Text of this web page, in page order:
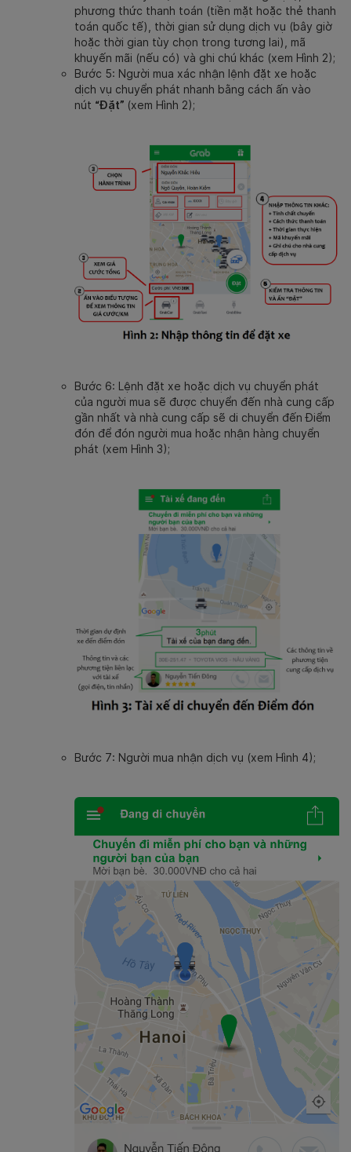
phương thức thanh toán (tiền mặt hoặc thẻ thanh
toán quốc tế), thời gian sử dụng dịch vụ (bây giờ
hoặc thời gian tùy chọn trong tương lai), mã
khuyến mãi (nếu có) và ghi chú khác (xem Hình 2);
Bước 5: Người mua xác nhận lệnh đặt xe hoặc
dịch vụ chuyển phát nhanh bằng cách ấn vào
nút “Đặt” (xem Hình 2);
Bước 6: Lệnh đặt xe hoặc dịch vụ chuyển phát
của người mua sẽ được chuyển đến nhà cung cấp
gần nhất và nhà cung cấp sẽ di chuyển đến Điểm
đón để đón người mua hoặc nhận hàng chuyển
phát (xem Hình 3);
Bước 7: Người mua nhận dịch vụ (xem Hình 4);